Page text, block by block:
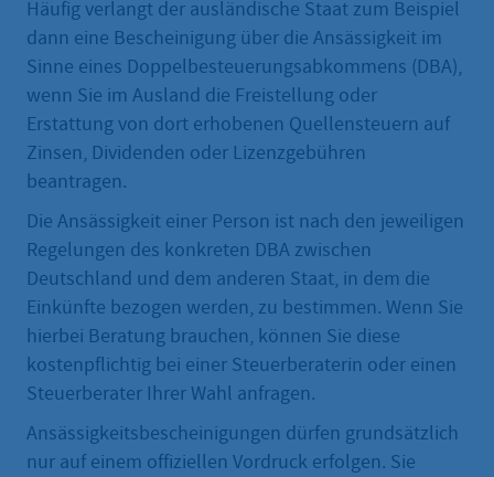
Häufig verlangt der ausländische Staat zum Beispiel
dann eine Bescheinigung über die Ansässigkeit im
Sinne eines Doppelbesteuerungsabkommens (DBA),
wenn Sie im Ausland die Freistellung oder
Erstattung von dort erhobenen Quellensteuern auf
Zinsen, Dividenden oder Lizenzgebühren
beantragen.
Die Ansässigkeit einer Person ist nach den jeweiligen
Regelungen des konkreten DBA zwischen
Deutschland und dem anderen Staat, in dem die
Einkünfte bezogen werden, zu bestimmen. Wenn Sie
hierbei Beratung brauchen, können Sie diese
kostenpflichtig bei einer Steuerberaterin oder einen
Steuerberater Ihrer Wahl anfragen.
Ansässigkeitsbescheinigungen dürfen grundsätzlich
nur auf einem offiziellen Vordruck erfolgen. Sie